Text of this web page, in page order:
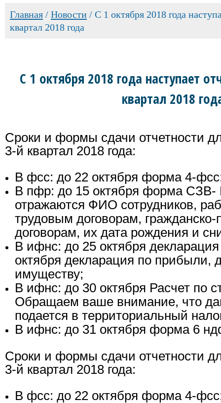
Главная / Новости / С 1 октября 2018 года
квартал 2018 года
С 1 октября 2018 года наступает
квартал 2018
Сроки и формы сдачи отчетности
3-й квартал 2018 года:
В фсс: до 22 октября форма 4-
В пфр: до 15 октября форма СЗВ-
отражаются ФИО сотрудников,
трудовым договорам,
договорам, их дата рождения и
В ифнс: до 25 октября
октября декларация по прибыли,
имуществу;
В ифнс: до 30 октября Расчет по
Обращаем ваше внимание, что
подается в территориальный
В ифнс: до 31 октября форма 6
Сроки и формы сдачи отчетности
3-й квартал 2018 года:
В фсс: до 22 октября форма 4-